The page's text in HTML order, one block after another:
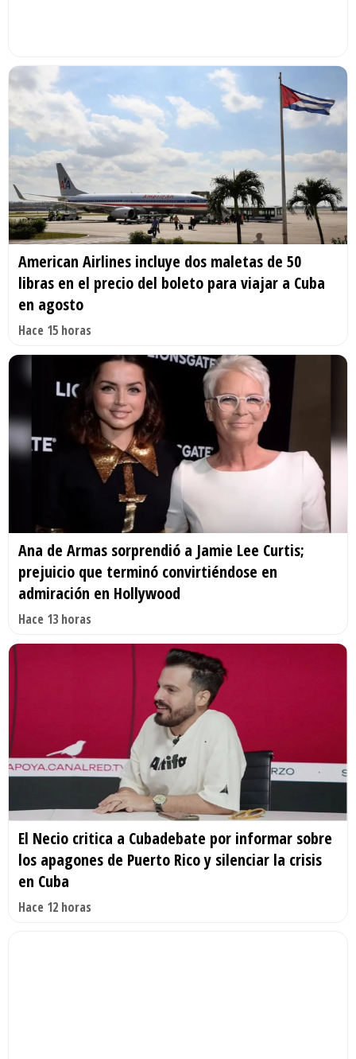
American Airlines incluye dos maletas de 50
libras en el precio del boleto para viajar a Cuba
en agosto
Hace 15 horas
Ana de Armas sorprendió a Jamie Lee Curtis;
prejuicio que terminó convirtiéndose en
admiración en Hollywood
Hace 13 horas
El Necio critica a Cubadebate por informar sobre
los apagones de Puerto Rico y silenciar la crisis
en Cuba
Hace 12 horas